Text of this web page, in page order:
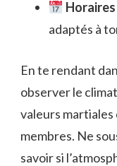
adaptés à
En te rendant
observer le
valeurs
membres. Ne
savoir si